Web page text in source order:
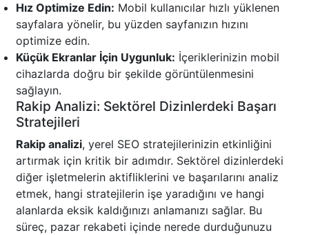
Hız Optimize Edin: Mobil kullanıcılar hızlı yüklenen
sayfalara yönelir, bu yüzden sayfanızın hızını
optimize edin.
Küçük Ekranlar İçin Uygunluk: İçeriklerinizin mobil
cihazlarda doğru bir şekilde görüntülenmesini
sağlayın.
Rakip Analizi: Sektörel Dizinlerdeki Başarı
Stratejileri
Rakip analizi, yerel SEO stratejilerinizin etkinliğini
artırmak için kritik bir adımdır. Sektörel dizinlerdeki
diğer işletmelerin aktifliklerini ve başarılarını analiz
etmek, hangi stratejilerin işe yaradığını ve hangi
alanlarda eksik kaldığınızı anlamanızı sağlar. Bu
süreç, pazar rekabeti içinde nerede durduğunuzu